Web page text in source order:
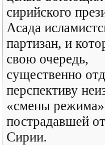
сирийского
Асада
партизан, и
свою очередь,
существенно
перспективу
«смены
пострадавшей
Сирии.